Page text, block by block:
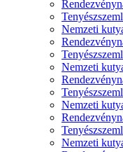
Nemzeti
Nemzeti
Nemzeti
Nemzeti